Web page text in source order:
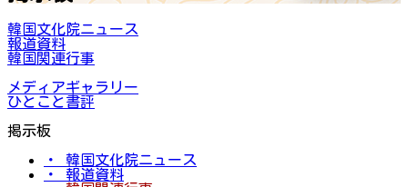
韓国文化院ニュース
報道資料
韓国関連行事
メディアギャラリー
ひとこと書評
掲示板
・ 韓国文化院ニュース
・ 報道資料